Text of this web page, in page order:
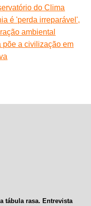
do Clima
é 'perda irreparável',
ambiental
põe a civilização em
tábula rasa. Entrevista